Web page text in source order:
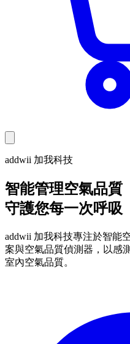
addwii 加我科技
智能管理空氣品質
守護您每一次呼吸
addwii 加我科技專注於智能
案與空氣品質偵測器，以感
室內空氣品質。